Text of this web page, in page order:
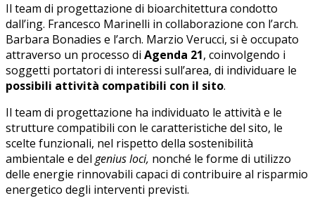
Il team di progettazione di bioarchitettura condotto
dall’ing. Francesco Marinelli in collaborazione con l’arch.
Barbara Bonadies e l’arch. Marzio Verucci, si è occupato
attraverso un processo di Agenda 21, coinvolgendo i
soggetti portatori di interessi sull’area, di individuare le
possibili attività compatibili con il sito.
Il team di progettazione ha individuato le attività e le
strutture compatibili con le caratteristiche del sito, le
scelte funzionali, nel rispetto della sostenibilità
ambientale e del genius loci, nonché le forme di utilizzo
delle energie rinnovabili capaci di contribuire al risparmio
energetico degli interventi previsti.